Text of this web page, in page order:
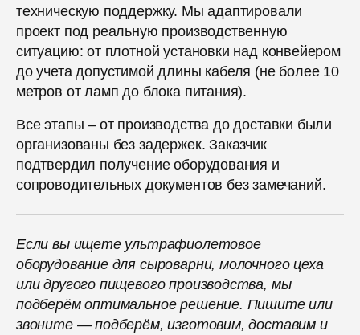
техническую поддержку. Мы адаптировали
проект под реальную производственную
ситуацию: от плотной установки над конвейером
до учета допустимой длины кабеля (не более 10
метров от ламп до блока питания).
Все этапы – от производства до доставки были
организованы без задержек. Заказчик
подтвердил получение оборудования и
сопроводительных документов без замечаний.
Если вы ищете ультрафиолетовое
оборудование для сыроварни, молочного цеха
или другого пищевого производства, мы
подберём оптимальное решение. Пишите или
звоните — подберём, изготовим, доставим и